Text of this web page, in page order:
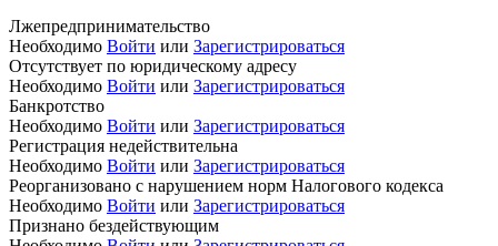
Лжепредпринимательство
Необходимо Войти или Зарегистрироваться
Отсутствует по юридическому адресу
Необходимо Войти или Зарегистрироваться
Банкротство
Необходимо Войти или Зарегистрироваться
Регистрация недействительна
Необходимо Войти или Зарегистрироваться
Реорганизовано с нарушением норм Налогового кодекса
Необходимо Войти или Зарегистрироваться
Признано бездействующим